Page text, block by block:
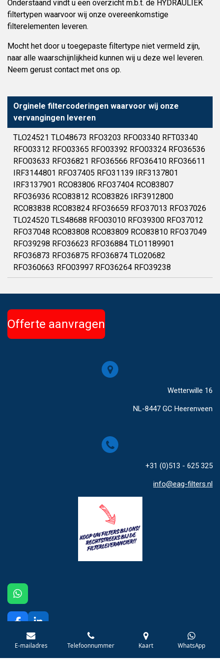
Onderstaand vindt u een overzicht m.b.t. de HYDRAULIEK
filtertypen waarvoor wij onze overeenkomstige
filterelementen leveren.
Mocht het door u toegepaste filtertype niet vermeld zijn,
naar alle waarschijnlijkheid kunnen wij u deze wel leveren.
Neem gerust contact met ons op.
Orginele filtercoderingen waarvoor wij onze
vervangingen leveren
TLO24521 TLO48673 RFO3203 RFO03340 RFT03340
RFO03312 RFO03365 RFO03392 RFO03324 RFO36536
RFO03633 RFO36821 RFO36566 RFO36410 RFO36611
IRF3144801 RFO37405 RFO31139 IRF3137801
IRF3137901 RCO83806 RFO37404 RCO83807
RFO36936 RCO83812 RCO83826 IRF3912800
RCO83838 RCO83824 RFO36659 RFO37013 RFO37026
TLO24520 TLS48688 RFO03010 RFO39300 RFO37012
RFO37048 RCO83808 RCO83809 RCO83810 RFO37049
RFO39298 RFO36623 RFO36884 TLO1189901
RFO36873 RFO36875 RFO36874 TLO20682
RFO360663 RFO03997 RFO36264 RFO39238
Offerte aanvragen
Wetterwille 16
NL-8447 GC Heerenveen
+31 (0)513 - 625 325
info@eag-filters.nl
W
h
a
A
c
n
© 2026 European Airfilter Group B.V. - Uw Filter Totaalleverancier
E-mailadres Telefoonnummer Kaart WhatsApp